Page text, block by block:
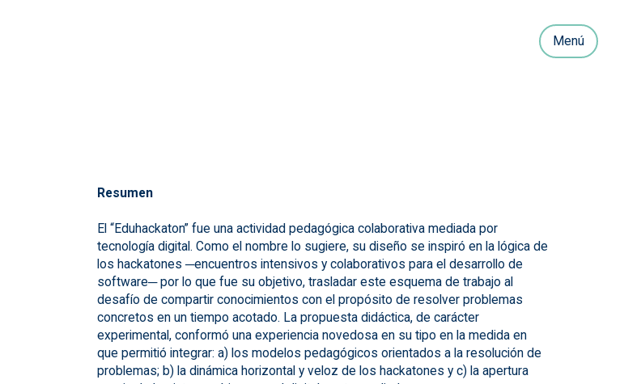
Menú
Resumen
El “Eduhackaton” fue una actividad pedagógica colaborativa mediada por
tecnología digital. Como el nombre lo sugiere, su diseño se inspiró en la lógica de
los hackatones ─encuentros intensivos y colaborativos para el desarrollo de
software─ por lo que fue su objetivo, trasladar este esquema de trabajo al
desafío de compartir conocimientos con el propósito de resolver problemas
concretos en un tiempo acotado. La propuesta didáctica, de carácter
experimental, conformó una experiencia novedosa en su tipo en la medida en
que permitió integrar: a) los modelos pedagógicos orientados a la resolución de
problemas; b) la dinámica horizontal y veloz de los hackatones y c) la apertura